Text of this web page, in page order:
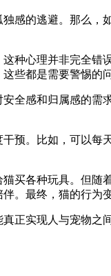
感的逃避。那么，
种心理并非完全错
些都是需要警惕的问
全感和归属感的需
预。比如，可以每
买各种玩具。但随
。最终，猫的行为
正实现人与宠物之